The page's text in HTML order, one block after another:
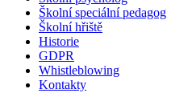
Školní speciální pedagog
Školní hřiště
Historie
GDPR
Whistleblowing
Kontakty